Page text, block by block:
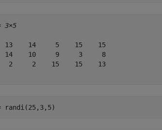
3×5
13    14     5    15    15
14    10     9     3     8
2     2    15    15    13
randi(25,3,5)